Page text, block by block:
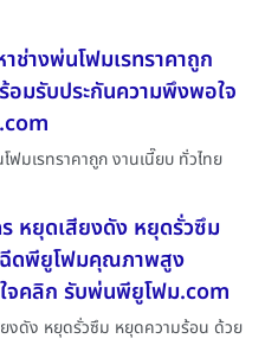
างพ่นโฟมเรทราคาถูก
อมรับประกันความพึงพอใจ
มเรทราคาถูก งานเนี๊ยบ ทั่วไทย
หยุดเสียงดัง หยุดรั่วซึม
ดพียูโฟมคุณภาพสูง
จคลิก รับพ่นพียูโฟม.com
งดัง หยุดรั่วซึม หยุดความร้อน ด้วย